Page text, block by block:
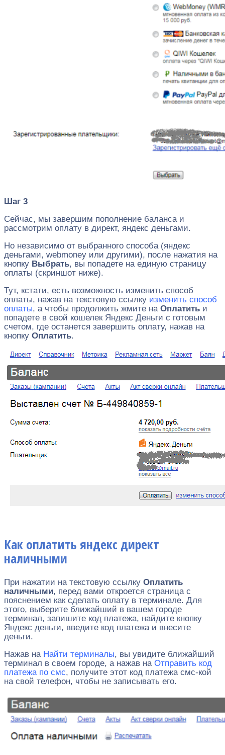
Шаг 3
Сейчас, мы завершим пополнение баланса и
рассмотрим оплату в директ, яндекс деньгами.
Но независимо от выбранного способа (яндекс
деньгами, webmoney или другими), после нажатия на
кнопку Выбрать, вы попадете на единую страницу
оплаты (скриншот ниже).
Тут, кстати, есть возможность изменить способ
оплаты, нажав на текстовую ссылку изменить способ
оплаты, а чтобы продолжить жмите на Оплатить и
попадете в свой кошелек Яндекс Деньги с готовым
счетом, где останется завершить оплату, нажав на
кнопку Оплатить.
Как оплатить яндекс директ
наличными
При нажатии на текстовую ссылку Оплатить
наличными, перед вами откроется страница с
пояснением как сделать оплату в терминале. Для
этого, выберите ближайший в вашем городе
терминал, запишите код платежа, найдите кнопку
Яндекс деньги, введите код платежа и внесите
деньги.
Нажав на Найти терминалы, вы увидите ближайший
терминал в своем городе, а нажав на Отправить код
платежа по смс, получите этот код платежа смс-кой
на свой телефон, чтобы не записывать его.